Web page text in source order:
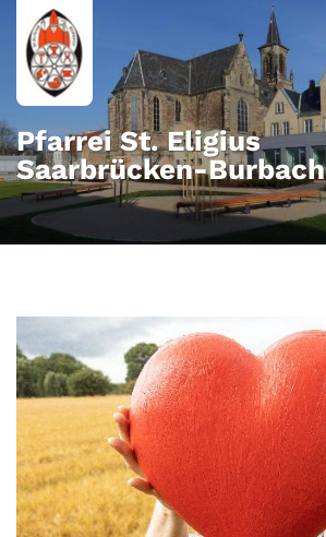
Zum Inhalt springen
Pfarrei St. Eligius
Saarbrücken-Burbach